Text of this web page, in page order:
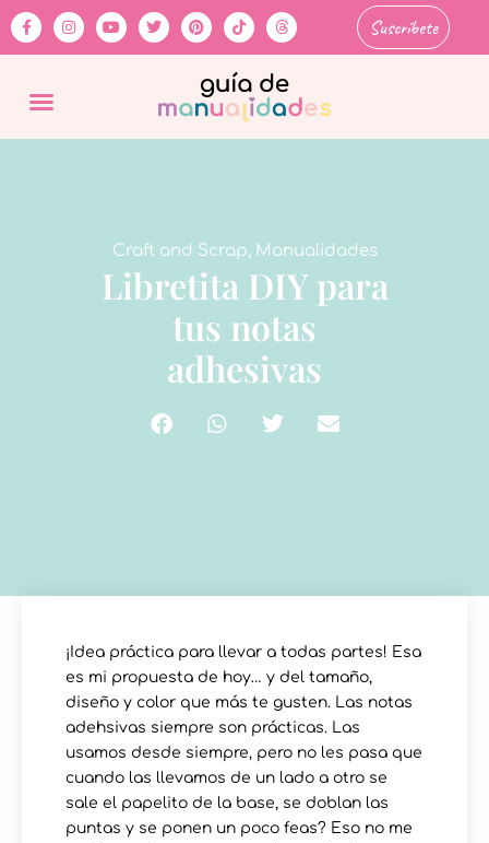
Suscríbete
Craft and Scrap, Manualidades
Libretita DIY para
tus notas
adhesivas
¡Idea práctica para llevar a todas partes! Esa
es mi propuesta de hoy… y del tamaño,
diseño y color que más te gusten. Las notas
adehsivas siempre son prácticas. Las
usamos desde siempre, pero no les pasa que
cuando las llevamos de un lado a otro se
sale el papelito de la base, se doblan las
puntas y se ponen un poco feas? Eso no me